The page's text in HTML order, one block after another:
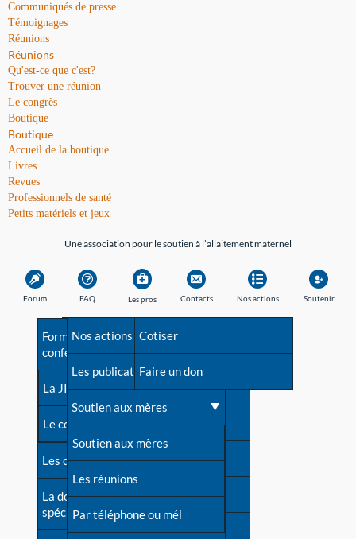
Communiqués de presse
Témoignages
Réunions
Réunions
Qu'est-ce que c'est?
Trouver une réunion
Le congrès
Boutique
Boutique
Accueil de la boutique
Livres
Revues
Professionnels de santé
Petits matériels et jeux
Une association pour le soutien à l’allaitement maternel
Forum FAQ
Avant la naissance
Les débuts
Une difficulté d'allaitement ?
Cas particuliers
Mythes et vérités
Devenir animatrice ?
Les pros
Formations et
conférences
La JIA
Le congrès
Les dossiers de l'allaitement
La documentation
spécialisée
Contacts
Besoin d'aide?
Répertoire de tous les
contacts
Contact presse
Dossier de presse
Soutenir LLL
Livre d'or
Nos actions
Nos actions
Les publications
Soutien aux mères
Soutien aux mères
Les réunions
Par téléphone ou mél
Soutenir
Cotiser
Faire un don